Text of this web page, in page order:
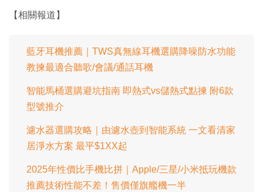
【相關報道】
藍牙耳機推薦｜TWS真無線耳機選購降噪防水功能
教揀最適合聽歌/會議/通話耳機
智能馬桶選購避坑指南 即熱式vs儲熱式點揀 附6款
型號推介
濾水器選購攻略｜由濾水壺到智能系統 一文看清家
居淨水方案 最平$1XX起
2025年性價比手機比拼｜Apple/三星/小米抵玩機款
推薦技術性能不差！售價僅旗艦機一半